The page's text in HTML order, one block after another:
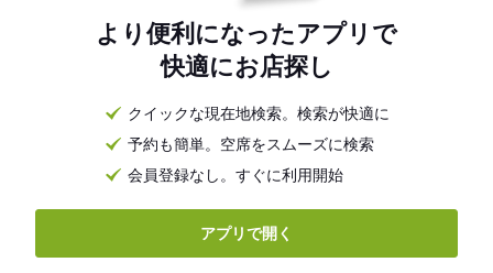
より便利になったアプリで
快適にお店探し
クイックな現在地検索。検索が快適に
予約も簡単。空席をスムーズに検索
会員登録なし。すぐに利用開始
アプリで開く